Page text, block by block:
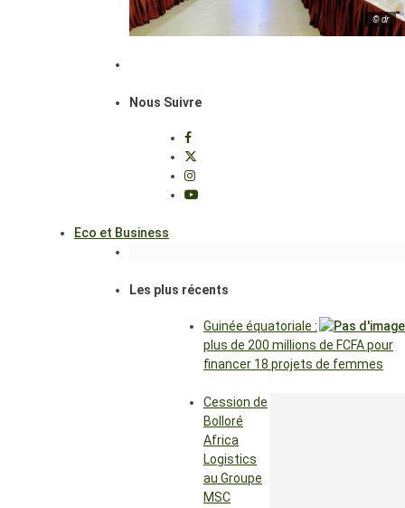
© dr
Nous Suivre
Eco et Business
Les plus récents
Guinée équatoriale :
plus de 200 millions de FCFA pour
financer 18 projets de femmes
Cession de
Bolloré
Africa
Logistics
au Groupe
MSC